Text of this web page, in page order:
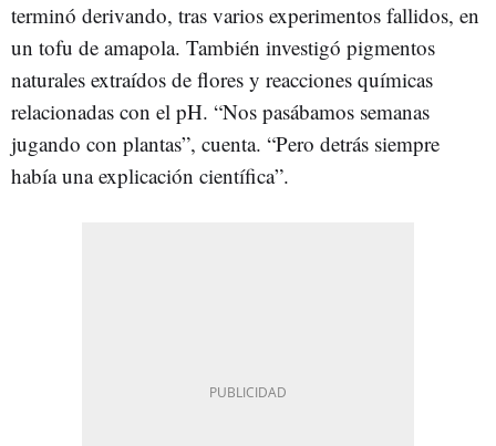
terminó derivando, tras varios experimentos fallidos, en
un tofu de amapola. También investigó pigmentos
naturales extraídos de flores y reacciones químicas
relacionadas con el pH. “Nos pasábamos semanas
jugando con plantas”, cuenta. “Pero detrás siempre
había una explicación científica”.